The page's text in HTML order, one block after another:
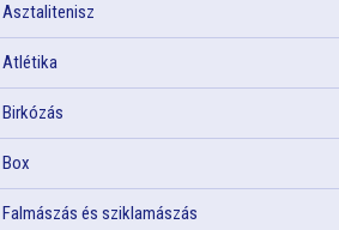
Asztalitenisz
Atlétika
Birkózás
Box
Falmászás és sziklamászás